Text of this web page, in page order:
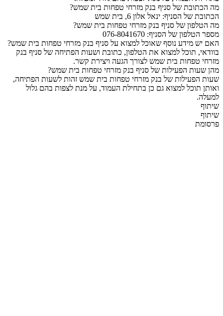
מה הכתובת של סניף בנק מזרחי טפחות בית שמש?
הכתובת של הסניף: ינאל אלון 6, בית שמש
מה הטלפון של סניף בנק מזרחי טפחות בית שמש?
מספר הטלפון של הסניף: 076-8041670
האם יש מידע נוסף שאוכל למצוא על סניף בנק מזרחי טפחות בית שמש?
בוודאי, תוכל למצוא את הטלפון, כתובת ושעות הפתיחה של סניף בנק
מזרחי טפחות בית שמש לצורך הגעה ויצירת קשר.
מהן שעות הפעילות של סניף בנק מזרחי טפחות בית שמש?
שעות הפעילות של בנק מזרחי טפחות בית שמש זהות לשעות הפתיחה,
ואותן תוכל למצוא גם כן בתחילת העמוד, על מנת לצפות בהם גלול
למעלה.
שיתוף
שיתוף
פרסומת